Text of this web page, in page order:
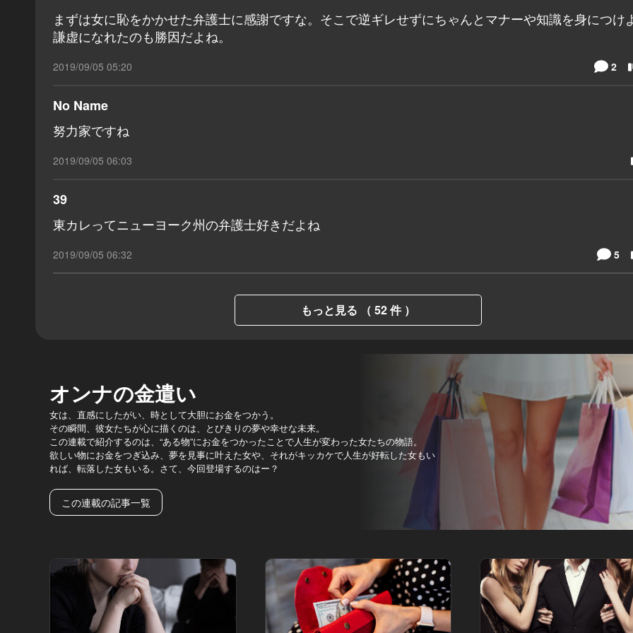
まずは女に恥をかかせた弁護士に感謝ですな。そこで逆ギレせずにちゃんとマナーや知識を身につけ
謙虚になれたのも勝因だよね。
2019/09/05 05:20 2
No Name
努力家ですね
2019/09/05 06:03
39
東カレってニューヨーク州の弁護士好きだよね
2019/09/05 06:32 5
もっと見る （ 52 件 ）
オンナの金遣い
女は、直感にしたがい、時として大胆にお金をつかう。
その瞬間、彼女たちが心に描くのは、とびきりの夢や幸せな未来。
この連載で紹介するのは、“ある物”にお金をつかったことで人生が変わった女たちの物語。
欲しい物にお金をつぎ込み、夢を見事に叶えた女や、それがキッカケで人生が好転した女もい
れば、転落した女もいる。さて、今回登場するのはー？
この連載の記事一覧